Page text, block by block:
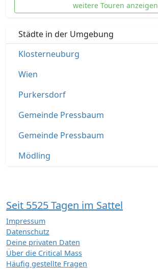
weitere Touren anzeigen
Städte in der Umgebung
Klosterneuburg
Wien
Purkersdorf
Gemeinde Pressbaum
Gemeinde Pressbaum
Mödling
Seit 5525 Tagen im Sattel
Impressum
Datenschutz
Deine privaten Daten
Über die Critical Mass
Häufig gestellte Fragen